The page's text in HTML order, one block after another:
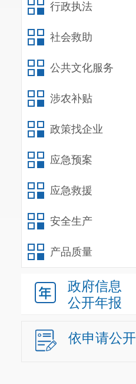
行政执法
社会救助
公共文化服务
涉农补贴
政策找企业
应急预案
应急救援
安全生产
产品质量
政府信息
公开年报
依申请公开